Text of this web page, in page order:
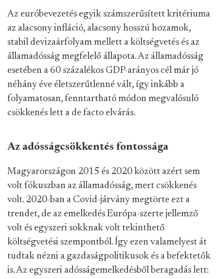
Az euróbevezetés egyik számszerűsített kritériuma
az alacsony infláció, alacsony hosszú hozamok,
stabil devizaárfolyam mellett a költségvetés és az
államadósság megfelelő állapota. Az államadósság
esetében a 60 százalékos GDP-arányos cél már jó
néhány éve életszerűtlenné vált, így inkább a
folyamatosan, fenntartható módon megvalósuló
csökkenés lett a de facto elvárás.
Az adósságcsökkentés fontossága
Magyarországon 2015 és 2020 között azért sem
volt fókuszban az államadósság, mert csökkenés
volt. 2020-ban a Covid-járvány megtörte ezt a
trendet, de az emelkedés Európa-szerte jellemző
volt és egyszeri sokknak volt tekinthető
költségvetési szempontból. Így ezen valamelyest át
tudtak nézni a gazdaságpolitikusok és a befektetők
is. Az egyszeri adósságemelkedésből beragadás lett: